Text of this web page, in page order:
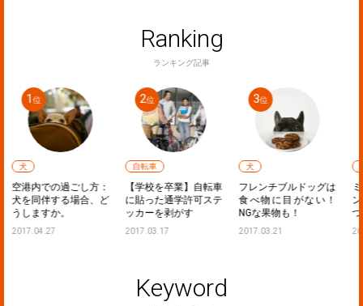
Ranking
ランキング記事
自転車
【学校を卒業】自転車
に貼った通学許可ステ
ッカーを剥がす
2017.03.17
犬
フレンチブルドッグは
食べ物に目がない！
NGな果物も！
2017.03.21
犬
ミニチュアダックスフ
ンドが吠えなくなるし
つけ方法
2017.01.21
Keyword